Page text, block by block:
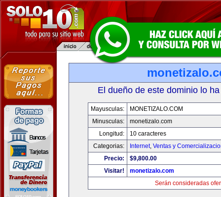
El dueño de este dominio lo
Mayusculas:
MONETIZALO.COM
Minusculas:
monetizalo.com
Longitud:
10 caracteres
Categorias:
Internet, Ventas y
Precio:
$9,800.00
Visitar!
monetizalo.com
Serán consideradas